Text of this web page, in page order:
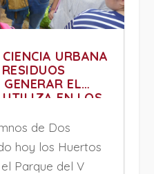
URBANA
EL
UTILIZA EN LOS
de Dos
hoy los Huertos
Parque del V